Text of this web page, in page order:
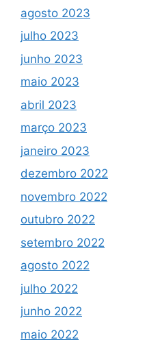
agosto 2023
julho 2023
junho 2023
maio 2023
abril 2023
março 2023
janeiro 2023
dezembro 2022
novembro 2022
outubro 2022
setembro 2022
agosto 2022
julho 2022
junho 2022
maio 2022